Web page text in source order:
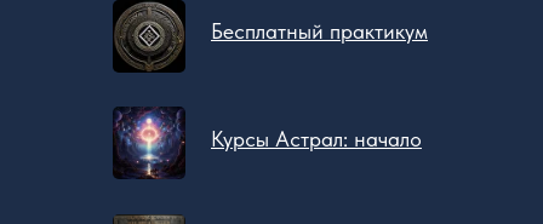
Курсы Астрал: начало
Бесплатный практикум